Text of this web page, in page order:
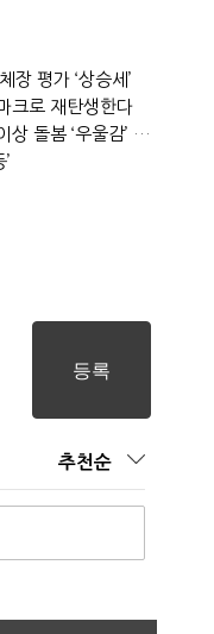
평가 ‘상승세’
크로 재탄생한다
인천시 가족돌봄청년 68% 여성…평균 5년 이상 돌봄 ‘우울감’ 호소
추천순